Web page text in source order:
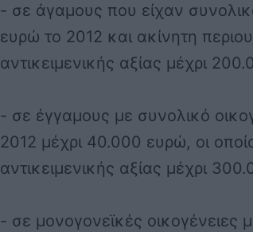
- σε άγαμους που είχαν
ευρώ το 2012 και ακίνητη
αντικειμενικής αξίας μέχρι
- σε έγγαμους με συνολικό
2012 μέχρι 40.000 ευρώ, οι
αντικειμενικής αξίας μέχρι
- σε μονογονεϊκές οικογένειες